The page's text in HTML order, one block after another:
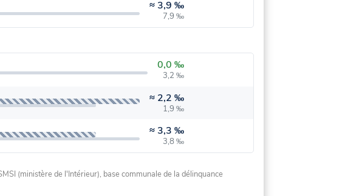
≈ 3,9 ‰
7,9 ‰
0,0 ‰
3,2 ‰
≈ 2,2 ‰
1,9 ‰
≈ 3,3 ‰
3,8 ‰
(ministère de l'Intérieur), base communale de la délinquance